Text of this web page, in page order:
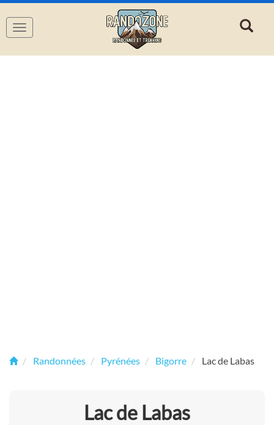
Navigation
Randonnées Pyrénées Bigorre Lac de Labas
Lac de Labas